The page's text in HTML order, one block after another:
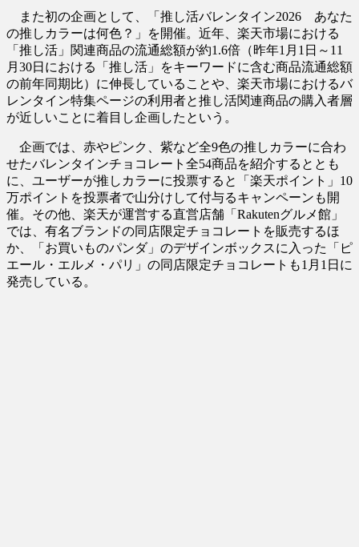
また初の企画として、「推し活バレンタイン2026 あなた
の推しカラーは何色？」を開催。近年、楽天市場における
「推し活」関連商品の流通総額が約1.6倍（昨年1月1日～11
月30日における「推し活」をキーワードに含む商品流通総額
の前年同期比）に伸長していることや、楽天市場におけるバ
レンタイン特集ページの利用者と推し活関連商品の購入者層
が近しいことに着目し企画したという。
企画では、赤やピンク、紫など全9色の推しカラーに合わ
せたバレンタインチョコレート全54商品を紹介するととも
に、ユーザーが推しカラーに投票すると「楽天ポイント」10
万ポイントを投票者で山分けして付与るキャンペーンも開
催。その他、楽天が運営する直営店舗「Rakutenグルメ館」
では、有名ブランドの同店限定チョコレートを販売するほ
か、「お買いものパンダ」のデザインボックスに入った「ピ
エール・エルメ・パリ」の同店限定チョコレートも1月1日に
発売している。